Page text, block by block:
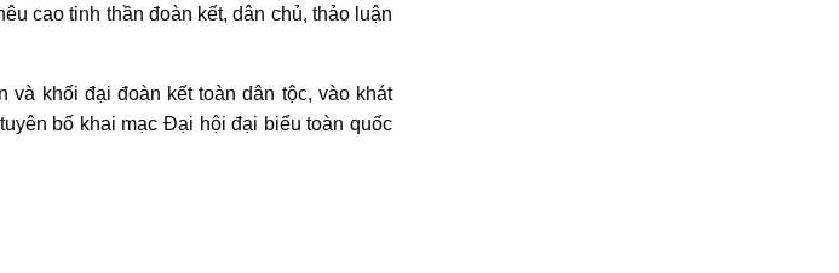
cao tinh thần đoàn kết, dân chủ, thảo luận
khối đại đoàn kết toàn dân tộc, vào khát
bố khai mạc Đại hội đại biểu toàn quốc